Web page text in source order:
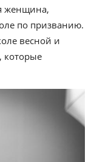
женщина,
по призванию.
весной и
которые